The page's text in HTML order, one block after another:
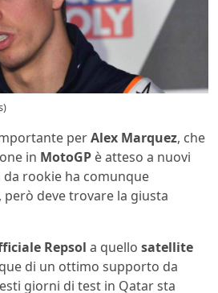
perAlex Marquez, che
in MotoGP è atteso a nuovi
da rookie ha comunque
deve trovare la giusta
Repsol a quello satellite
di un ottimo supporto da
giorni di test in Qatar sta